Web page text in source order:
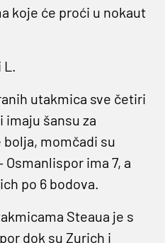
koje će proći u nokaut
L.
utakmica sve četiri
šansu za
bolja, momčadi su
ima 7, a
po 6 bodova.
Steaua je s
dok su Zurich i